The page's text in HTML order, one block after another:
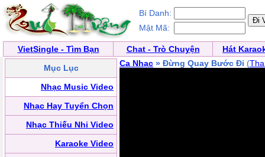
Bí Danh:
Mật Mã:
VietSingle - Tìm Bạn Chat - Trò Chuyện
Hát
Mục Lục
Nhạc Music Video
Nhạc Hay Tuyển Chọn
Nhạc Thiếu Nhi Video
Karaoke Video
Ca Nhạc » Đừng Quay Bước Đi (